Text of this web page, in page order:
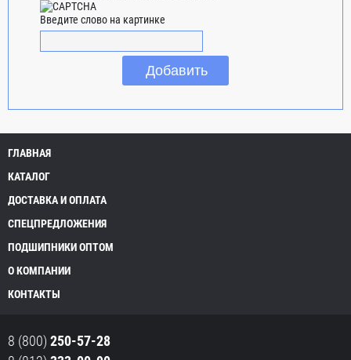
Введите слово на картинке
ГЛАВНАЯ
КАТАЛОГ
ДОСТАВКА И ОПЛАТА
СПЕЦПРЕДЛОЖЕНИЯ
ПОДШИПНИКИ ОПТОМ
О КОМПАНИИ
КОНТАКТЫ
8 (800) 250-57-28